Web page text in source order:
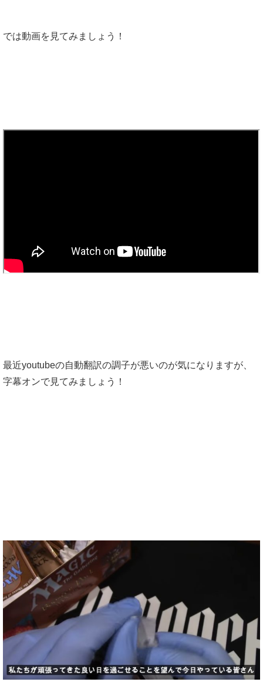
では動画を見てみましょう！
最近youtubeの自動翻訳の調子が悪いのが気になりますが、
字幕オンで見てみましょう！